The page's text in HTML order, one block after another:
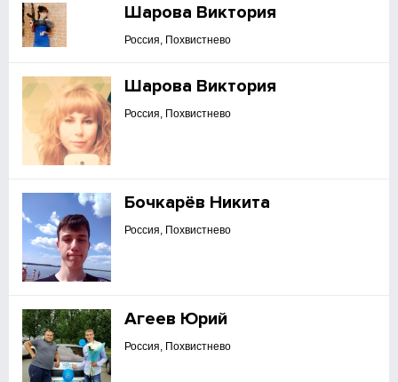
Шарова Виктория
Россия, Похвистнево
Шарова Виктория
Россия, Похвистнево
Бочкарёв Никита
Россия, Похвистнево
Агеев Юрий
Россия, Похвистнево